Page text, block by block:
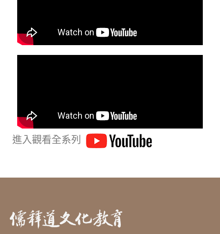
進入觀看全系列